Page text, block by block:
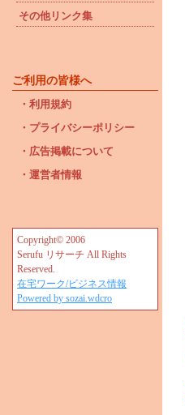
その他リンク集
ご利用の皆様へ
・利用規約
・プライバシーポリシー
・広告掲載について
・運営者情報
Copyright© 2006
Serufu リサーチ All Rights
Reserved.
在宅ワーク/ビジネス情報
Powered by sozai.wdcro